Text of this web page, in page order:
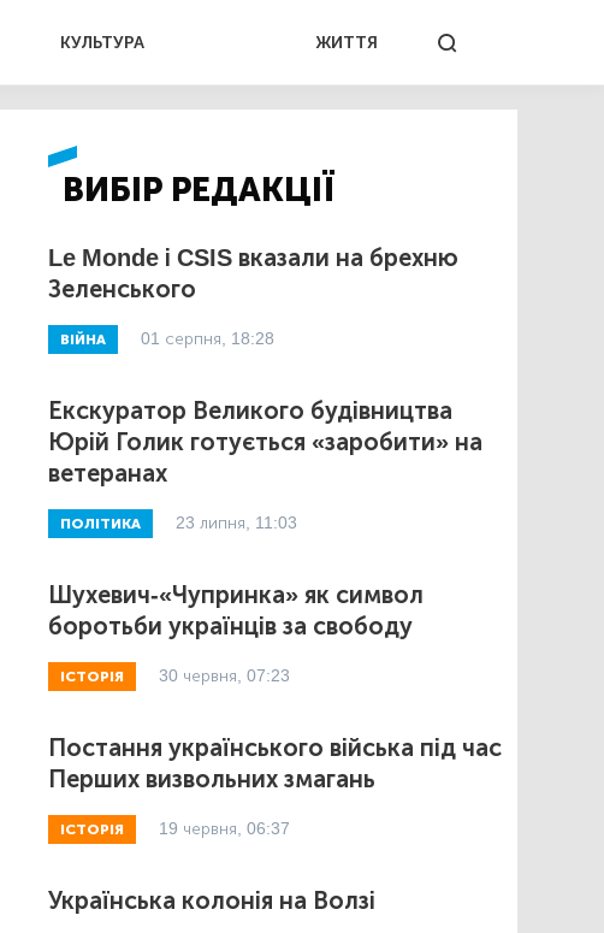
КУЛЬТУРА ЖИТТЯ
ВИБІР РЕДАКЦІЇ
Le Monde і CSIS вказали на брехню
Зеленського
ВІЙНА 01 серпня, 18:28
Екскуратор Великого будівництва
Юрій Голик готується «заробити» на
ветеранах
ПОЛІТИКА 23 липня, 11:03
Шухевич-«Чупринка» як символ
боротьби українців за свободу
ІСТОРІЯ 30 червня, 07:23
Постання українського війська під час
Перших визвольних змагань
ІСТОРІЯ 19 червня, 06:37
Українська колонія на Волзі